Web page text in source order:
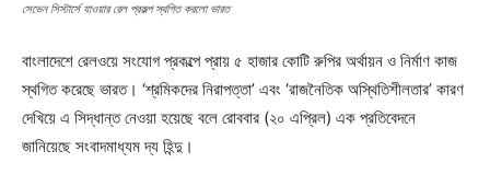
সেভেন সিস্টার্সে যাওয়ার রেল প্রকল্প স্থগিত করলো ভারত
বাংলাদেশে রেলওয়ে সংযোগ প্রকল্পে প্রায় ৫ হাজার কোটি রুপির অর্থায়ন ও নির্মাণ কাজ
স্থগিত করেছে ভারত। ‘শ্রমিকদের নিরাপত্তা’ এবং ‘রাজনৈতিক অস্থিতিশীলতার’ কারণ
দেখিয়ে এ সিদ্ধান্ত নেওয়া হয়েছে বলে রোববার (২০ এপ্রিল) এক প্রতিবেদনে
জানিয়েছে সংবাদমাধ্যম দ্য হিন্দু।